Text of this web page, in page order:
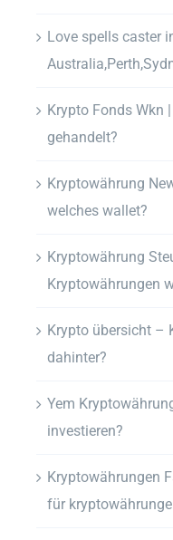
Love spells caster
Krypto Fonds Wkn
gehandelt?
Kryptowährung
welches wallet?
Kryptowährung
Kryptowährungen
Krypto übersicht –
dahinter?
Yem
investieren?
Kryptowährungen
für